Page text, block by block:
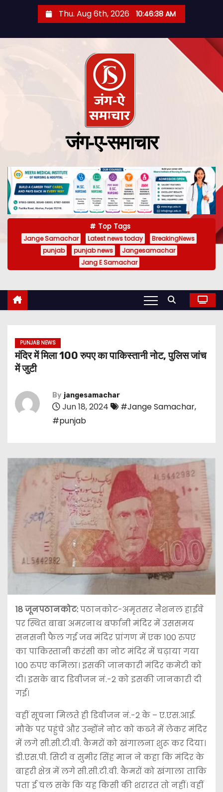
Thu. Aug 6th, 2026 10:46:39 AM
जंग-ए-समाचार
Top Tags
Jange Samachar Latest news today
BreakingNews
punjab
punjab news
Jangesamachar
Jang E Samachar
PUNJAB NEWS
मंदिर में मिला 100 रुपए का पाकिस्तानी नोट, पुलिस जांच
में जुटी
By jangesamachar
Jun 18, 2024 #Jange Samachar,
#punjab
18 जूनपठानकोट:पठानकोट-अमृतसर नैशनल हाईवे
पर स्थित बाबा अमरनाथ बर्फानी मंदिर में उससमय
सनसनी फैल गई जब मंदिर प्रांगण में एक 100 रुपए
का पाकिस्तानी करंसी का नोट मंदिर में चढ़ाया गया
100 रुपए कमिला। इसकी जानकारी मंदिर कमेटी को
दी। इसके बाद डिवीजन नं.-2 को इसकी जानकारी दी
गई।
वहीं सूचना मिलते ही डिवीजन नं.-2 के – ए.एस.आई.
मौके पर पहुंचे और उन्होंने नोट को कब्जे में लेकर मंदिर
में लगे सी.सी.टी.वी. कैमरों को खंगालना शुरू कर दिया।
डी.एस.पी. सिटी व सुमीर सिंह मान ने कहा कि मंदिर के
बाहरी क्षेत्र में लगे सी.सी.टी.वी. कैमरों को खंगाला ताकि
पता ई चल सके कि यह किसी की शरारत तो नहीं। वहीं